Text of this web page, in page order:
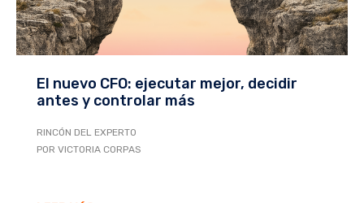
El nuevo CFO: ejecutar mejor, decidir
antes y controlar más
RINCÓN DEL EXPERTO
POR VICTORIA CORPAS